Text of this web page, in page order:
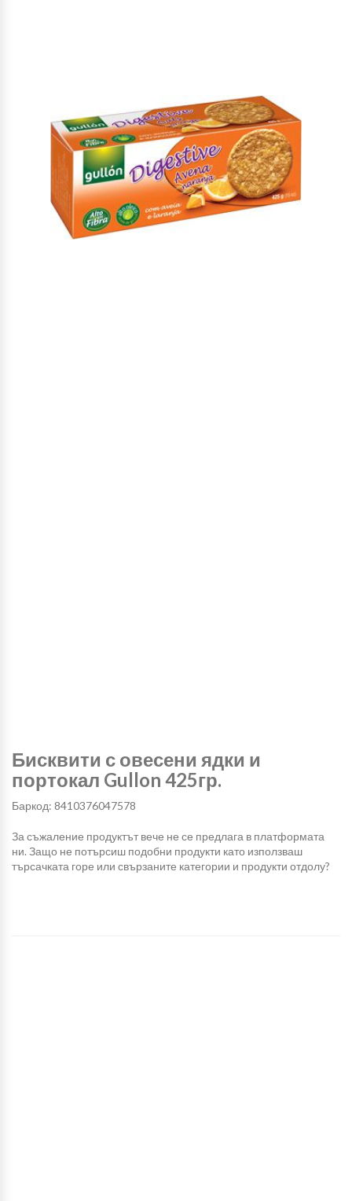
Бисквити с овесени ядки и
портокал Gullon 425гр.
Баркод: 8410376047578
За съжаление продуктът вече не се предлага в платформата
ни. Защо не потърсиш подобни продукти като използваш
търсачката горе или свързаните категории и продукти отдолу?